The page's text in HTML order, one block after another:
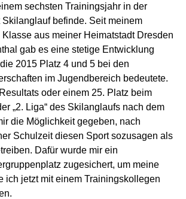
sechsten Trainingsjahr in der
Skilanglauf befinde. Seit meinem
aus meiner Heimatstadt Dresden
gab es eine stetige Entwicklung
2015 Platz 4 und 5 bei den
im Jugendbereich bedeutete.
oder einem 25. Platz beim
„2. Liga“ des Skilanglaufs nach dem
die Möglichkeit gegeben, nach
Schulzeit diesen Sport sozusagen als
Dafür wurde mir ein
zugesichert, um meine
ich jetzt mit einem Trainingskollegen